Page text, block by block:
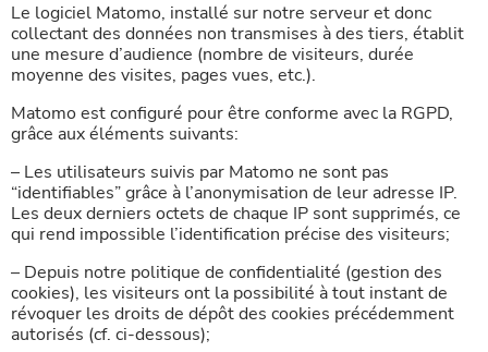
Le logiciel Matomo, installé sur notre serveur et donc
collectant des données non transmises à des tiers, établit
une mesure d’audience (nombre de visiteurs, durée
moyenne des visites, pages vues, etc.).
Matomo est configuré pour être conforme avec la RGPD,
grâce aux éléments suivants:
– Les utilisateurs suivis par Matomo ne sont pas
“identifiables” grâce à l’anonymisation de leur adresse IP.
Les deux derniers octets de chaque IP sont supprimés, ce
qui rend impossible l’identification précise des visiteurs;
– Depuis notre politique de confidentialité (gestion des
cookies), les visiteurs ont la possibilité à tout instant de
révoquer les droits de dépôt des cookies précédemment
autorisés (cf. ci-dessous);